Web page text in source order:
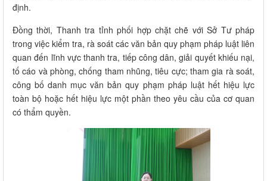
định.
Đồng thời, Thanh tra tỉnh phối hợp chặt chẽ với Sở Tư pháp
trong việc kiểm tra, rà soát các văn bản quy phạm pháp luật liên
quan đến lĩnh vực thanh tra, tiếp công dân, giải quyết khiếu nại,
tố cáo và phòng, chống tham nhũng, tiêu cực; tham gia rà soát,
công bố danh mục văn bản quy phạm pháp luật hết hiệu lực
toàn bộ hoặc hết hiệu lực một phần theo yêu cầu của cơ quan
có thẩm quyền.